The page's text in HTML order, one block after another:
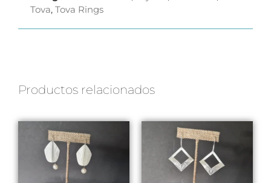
Tova, Tova Rings
Productos relacionados